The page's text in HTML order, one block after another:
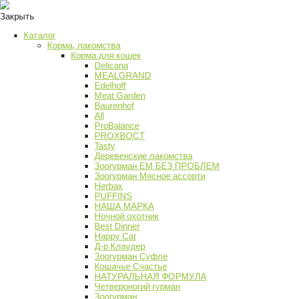
Закрыть
Каталог
Корма, лакомства
Корма для кошек
Delicana
MEALGRAND
Edelhoff
Meat Garden
Baurenhof
All
ProBalance
PROХВОСТ
Tasty
Деревенские лакомства
Зоогурман ЕМ БЕЗ ПРОБЛЕМ
Зоогурман Мясное ассорти
Herbax
PUFFINS
НАША МАРКА
Ночной охотник
Best Dinner
Happy Cat
Д-р Клаудер
Зоогурман Суфле
Кошачье Счастье
НАТУРАЛЬНАЯ ФОРМУЛА
Четвероногий гурман
Зоогурман